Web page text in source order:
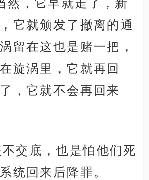
然，它早就走了，新
它就颁发了撤离的通
留在这也是赌一把，
旋涡里，它就再回
，它就不会再回来
交底，也是怕他们死
统回来后降罪。